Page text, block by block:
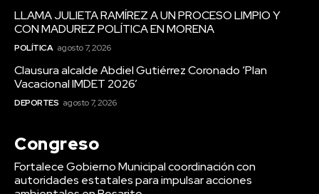
LLAMA JULIETA RAMÍREZ A UN PROCESO LIMPIO Y
CON MADUREZ POLÍTICA EN MORENA
POLÍTICA agosto 7, 2026
Clausura alcalde Abdiel Gutiérrez Coronado ‘Plan
Vacacional IMDET 2026’
DEPORTES agosto 7, 2026
Congreso
Fortalece Gobierno Municipal coordinación con
autoridades estatales para impulsar acciones